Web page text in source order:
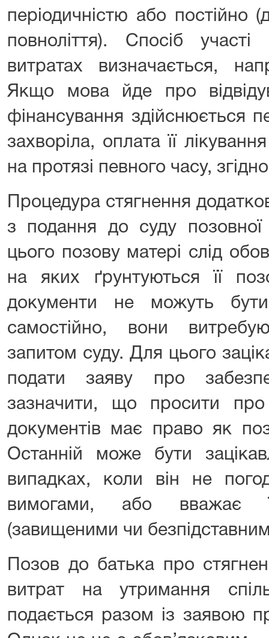
періодичністю або постійно
повноліття). Спосіб
витратах визначається,
Якщо мова йде про
фінансування здійснюється
захворіла, оплата її
на протязі певного часу,
Процедура стягнення
з подання до суду
цього позову матері слід
на яких ґрунтуються її
документи не можуть
самостійно, вони
запитом суду. Для цього
подати заяву про
зазначити, що просити про
документів має право як
Останній може бути
випадках, коли він не
вимогами, або вважає
(завищеними чи
Позов до батька про
витрат на утримання
подається разом із заявою